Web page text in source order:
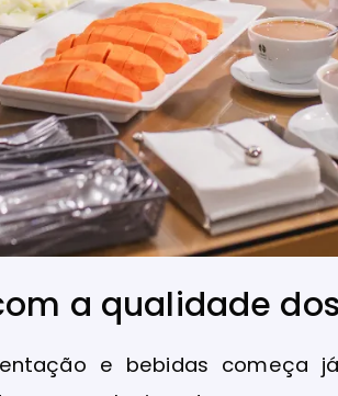
a qualidade
e bebidas começa